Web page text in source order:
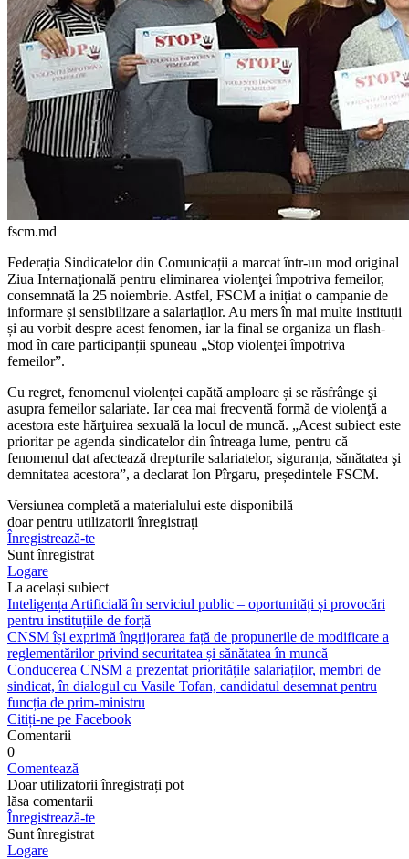
fscm.md
Federația Sindicatelor din Comunicații a marcat într-un mod original
Ziua In­ternaţională pentru eliminarea violen­ţei împotriva femeilor,
consemnată la 25 noiembrie. Astfel, FSCM a inițiat o campanie de
informare și sensibiliza­re a salariaților. Au mers în mai multe instituții
și au vorbit despre acest feno­men, iar la final se organiza un flash­
mod în care participanții spuneau „Stop violenţei împotriva
femeilor”.
Cu regret, fenomenul violenței capătă amploare și se răsfrânge şi
asupra femeilor salariate. Iar cea mai frecventă formă de vi­olenţă a
acestora este hărţuirea sexuală la locul de muncă. „Acest subiect este
prioritar pe agenda sindicatelor din întreaga lume, pentru că
fenomenul dat afectează drep­turile salariatelor, siguranța, sănătatea şi
demnitatea acestora”, a declarat Ion Pîrgaru, președintele FSCM.
Versiunea completă a materialului este disponibilă
doar pentru utilizatorii înregistrați
Înregistrează-te
Sunt înregistrat
Logare
La același subiect
Inteligența Artificială în serviciul public – oportunități și provocări
pentru instituțiile de forță
CNSM își exprimă îngrijorarea față de propunerile de modificare a
reglementărilor privind securitatea și sănătatea în muncă
Conducerea CNSM a prezentat prioritățile salariaților, membri de
sindicat, în dialogul cu Vasile Tofan, candidatul desemnat pentru
funcția de prim-ministru
Citiți-ne pe Facebook
Comentarii
0
Comentează
Doar utilizatorii înregistrați pot
lăsa comentarii
Înregistrează-te
Sunt înregistrat
Logare